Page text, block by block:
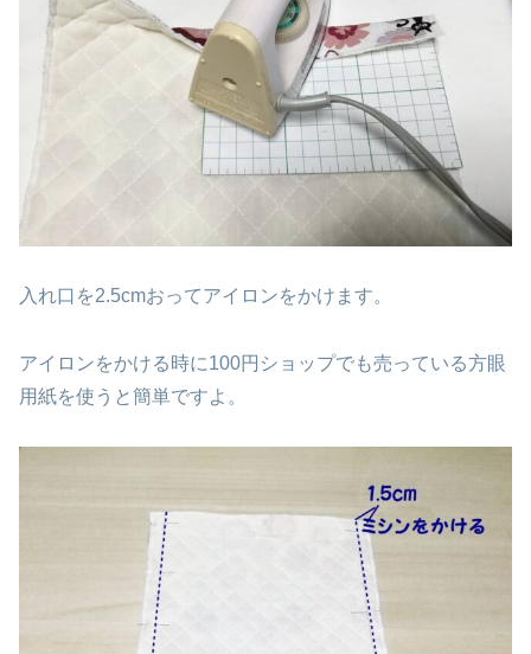
入れ口を2.5cmおってアイロンをかけます。
アイロンをかける時に100円ショップでも売っている方眼
用紙を使うと簡単ですよ。